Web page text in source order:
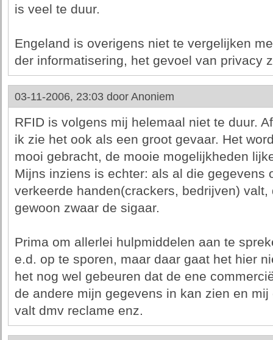
is veel te duur.
Engeland is overigens niet te vergelijken
der informatisering, het gevoel van privacy
03-11-2006, 23:03 door Anoniem
RFID is volgens mij helemaal niet te duur.
ik zie het ook als een groot gevaar. Het
mooi gebracht, de mooie mogelijkheden
Mijns inziens is echter: als al die gegevens
verkeerde handen(crackers, bedrijven) valt,
gewoon zwaar de sigaar.
Prima om allerlei hulpmiddelen aan te
e.d. op te sporen, maar daar gaat het hier
het nog wel gebeuren dat de ene
de andere mijn gegevens in kan zien en
valt dmv reclame enz.